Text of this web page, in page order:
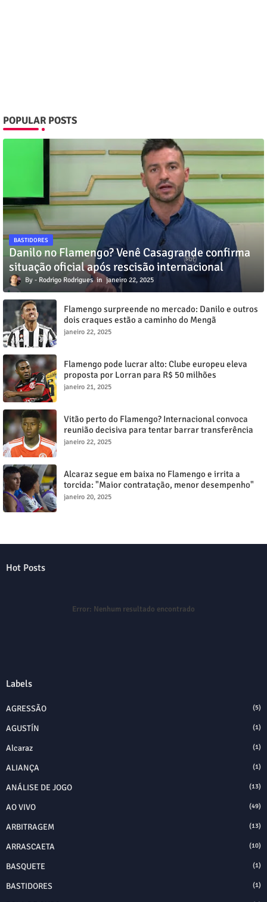
POPULAR POSTS
BASTIDORES
Danilo no Flamengo? Venê Casagrande confirma
situação oficial após rescisão internacional
Rodrigo Rodrigues janeiro 22, 2025
Flamengo surpreende no mercado: Danilo e outros
dois craques estão a caminho do Mengã
janeiro 22, 2025
Flamengo pode lucrar alto: Clube europeu eleva
proposta por Lorran para R$ 50 milhões
janeiro 21, 2025
Vitão perto do Flamengo? Internacional convoca
reunião decisiva para tentar barrar transferência
milionária
janeiro 22, 2025
Alcaraz segue em baixa no Flamengo e irrita a
torcida: "Maior contratação, menor desempenho"
janeiro 20, 2025
Hot Posts
Error: Nenhum resultado encontrado
Labels
AGRESSÃO (5)
AGUSTÍN (1)
Alcaraz (1)
ALIANÇA (1)
ANÁLISE DE JOGO (13)
AO VIVO (49)
ARBITRAGEM (13)
ARRASCAETA (10)
BASQUETE (1)
BASTIDORES (1)